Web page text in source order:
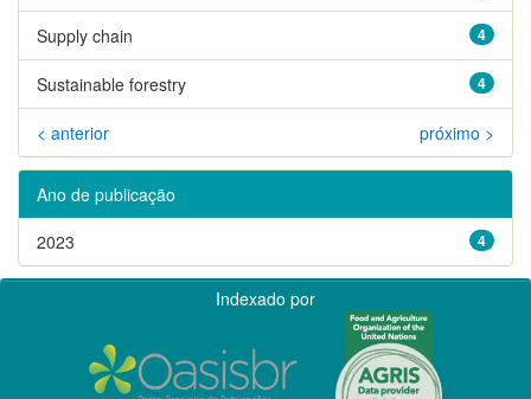
4
Supply chain
4
Sustainable forestry
< anterior próximo >
Ano de publicação
4
2023
Indexado por